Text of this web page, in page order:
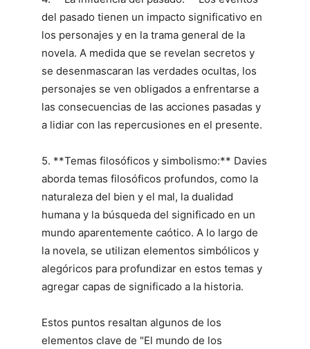
del pasado tienen un impacto significativo en
los personajes y en la trama general de la
novela. A medida que se revelan secretos y
se desenmascaran las verdades ocultas, los
personajes se ven obligados a enfrentarse a
las consecuencias de las acciones pasadas y
a lidiar con las repercusiones en el presente.
5. **Temas filosóficos y simbolismo:** Davies
aborda temas filosóficos profundos, como la
naturaleza del bien y el mal, la dualidad
humana y la búsqueda del significado en un
mundo aparentemente caótico. A lo largo de
la novela, se utilizan elementos simbólicos y
alegóricos para profundizar en estos temas y
agregar capas de significado a la historia.
Estos puntos resaltan algunos de los
elementos clave de "El mundo de los